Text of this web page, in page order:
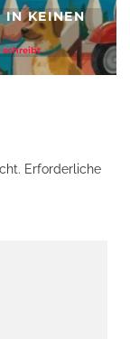
der Reisebüros
Erforderliche